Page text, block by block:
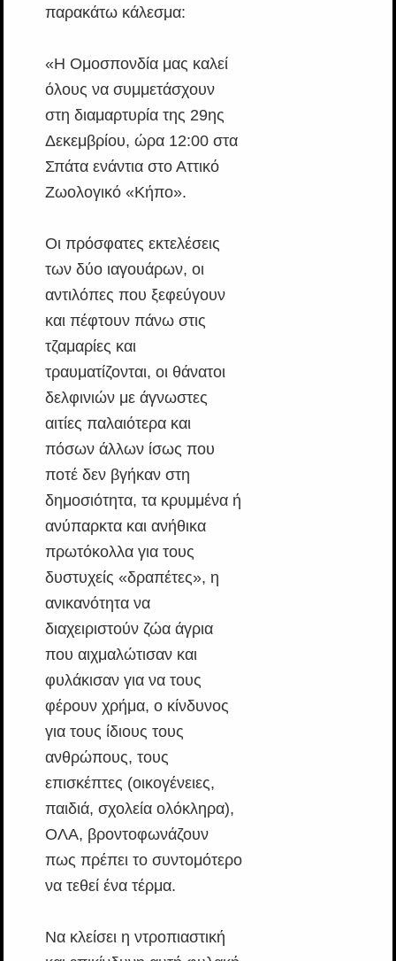
παρακάτω κάλεσμα:
«Η Ομοσπονδία μας καλεί
όλους να συμμετάσχουν
στη διαμαρτυρία της 29ης
Δεκεμβρίου, ώρα 12:00 στα
Σπάτα ενάντια στο Αττικό
Ζωολογικό «Κήπο».
Οι πρόσφατες εκτελέσεις
των δύο ιαγουάρων, οι
αντιλόπες που ξεφεύγουν
και πέφτουν πάνω στις
τζαμαρίες και
τραυματίζονται, οι θάνατοι
δελφινιών με άγνωστες
αιτίες παλαιότερα και
πόσων άλλων ίσως που
ποτέ δεν βγήκαν στη
δημοσιότητα, τα κρυμμένα ή
ανύπαρκτα και ανήθικα
πρωτόκολλα για τους
δυστυχείς «δραπέτες», η
ανικανότητα να
διαχειριστούν ζώα άγρια
που αιχμαλώτισαν και
φυλάκισαν για να τους
φέρουν χρήμα, ο κίνδυνος
για τους ίδιους τους
ανθρώπους, τους
επισκέπτες (οικογένειες,
παιδιά, σχολεία ολόκληρα),
ΟΛΑ, βροντοφωνάζουν
πως πρέπει το συντομότερο
να τεθεί ένα τέρμα.
Να κλείσει η ντροπιαστική